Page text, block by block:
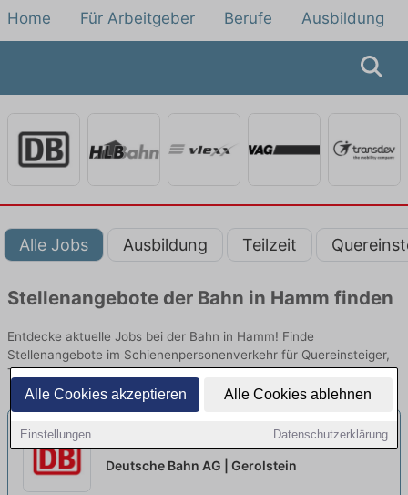
Alle Cookies akzeptieren Alle Cookies ablehnen
Einstellungen Datenschutzerklärung
Home Für Arbeitgeber Berufe Ausbildung
Alle Jobs Ausbildung Teilzeit
Stellenangebote der Bahn in Hamm finden
Entdecke aktuelle Jobs bei der Bahn in Hamm! Finde
Stellenangebote im Schienenpersonenverkehr für Quereinsteiger,
Teilzeit oder Ausbildung.
Facharbeiter:in / Mechaniker:in als
Gleisbauer:in neu
Deutsche Bahn AG | Gerolstein